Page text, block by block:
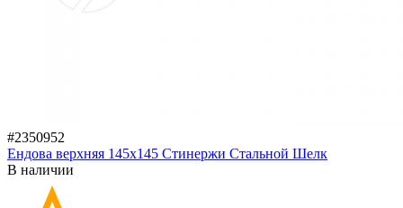
#2350952
Ендова верхняя 145х145 Стинержи Стальной Шелк
В наличии